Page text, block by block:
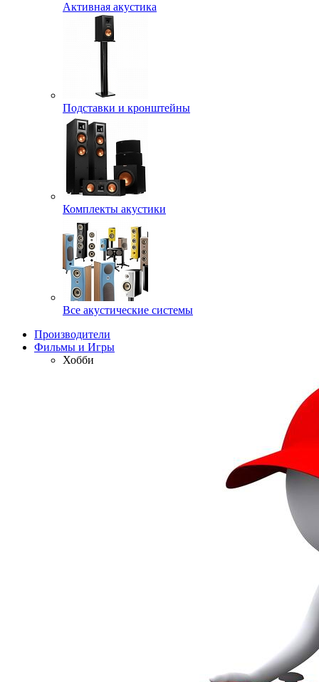
Активная акустика
Подставки и кронштейны
Комплекты акустики
Все акустические системы
Производители
Фильмы и Игры
Хобби